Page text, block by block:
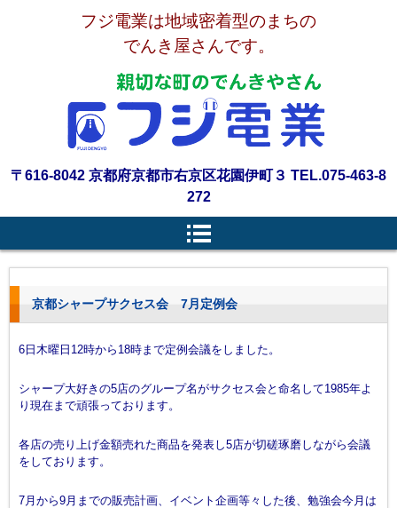
フジ電業は地域密着型のまちの
でんき屋さんです。
〒616-8042 京都府京都市右京区花園伊町３ TEL.075-463-8
272
京都シャープサクセス会 7月定例会
6日木曜日12時から18時まで定例会議をしました。
シャープ大好きの5店のグループ名がサクセス会と命名して1985年よ
り現在まで頑張っております。
各店の売り上げ金額売れた商品を発表し5店が切磋琢磨しながら会議
をしております。
7月から9月までの販売計画、イベント企画等々した後、勉強会今月は